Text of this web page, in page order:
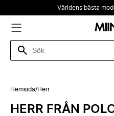
Världens bästa
Hemsida/Herr
HERR FRÅN